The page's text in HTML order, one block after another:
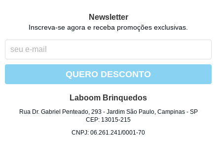
Newsletter
Inscreva-se agora e receba promoções exclusivas.
QUERO DESCONTO
Laboom Brinquedos
Rua Dr. Gabriel Penteado, 293- Jardim São Paulo, Campinas- SP
CEP: 13015-215
CNPJ: 06.261.241/0001-70